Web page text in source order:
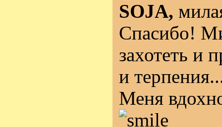
SOJA,
Спасибо!
захотеть и
и
Меня